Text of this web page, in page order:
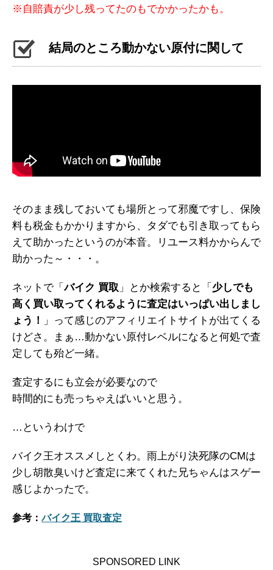
※自賠責が少し残ってたのもでかかったかも。
結局のところ動かない原付に関して
そのまま残しておいても場所とって邪魔ですし、保険
料も税金もかかりますから、タダでも引き取ってもら
えて助かったというのが本音。リユース料かからんで
助かった～・・・。
ネットで「バイク 買取 」とか検索すると「 少しでも
高く買い取ってくれるように査定はいっぱい出しまし
ょう！
」って感じのアフィリエイトサイトが出てくる
けどさ。まぁ…動かない原付レベルになると何処で査
定しても殆ど一緒。
査定するにも立会が必要なので
時間的にも売っちゃえばいいと思う。
…というわけで
バイク王オススメしとくわ。雨上がり決死隊のCMは
少し胡散臭いけど査定に来てくれた兄ちゃんはスゲー
感じよかったで。
参考：バイク王 買取査定
SPONSORED LINK